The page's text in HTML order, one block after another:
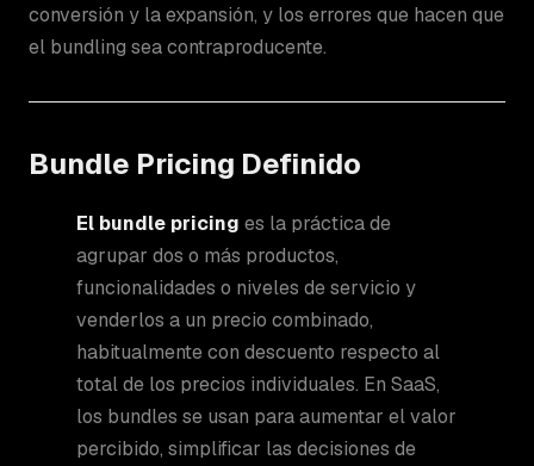
conversión y la expansión, y los errores que hacen que
el bundling sea contraproducente.
Bundle Pricing Definido
El bundle pricing es la práctica de
agrupar dos o más productos,
funcionalidades o niveles de servicio y
venderlos a un precio combinado,
habitualmente con descuento respecto al
total de los precios individuales. En SaaS,
los bundles se usan para aumentar el valor
percibido, simplificar las decisiones de